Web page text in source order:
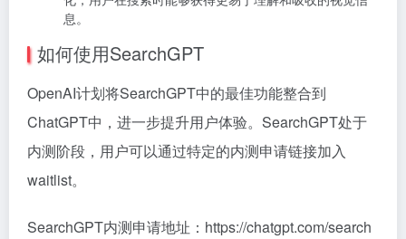
息。
如何使用SearchGPT
OpenAI计划将SearchGPT中的最佳功能整合到
ChatGPT中，进一步提升用户体验。SearchGPT处于
内测阶段，用户可以通过特定的内测申请链接加入
waitlist。
SearchGPT内测申请地址：https://chatgpt.com/search